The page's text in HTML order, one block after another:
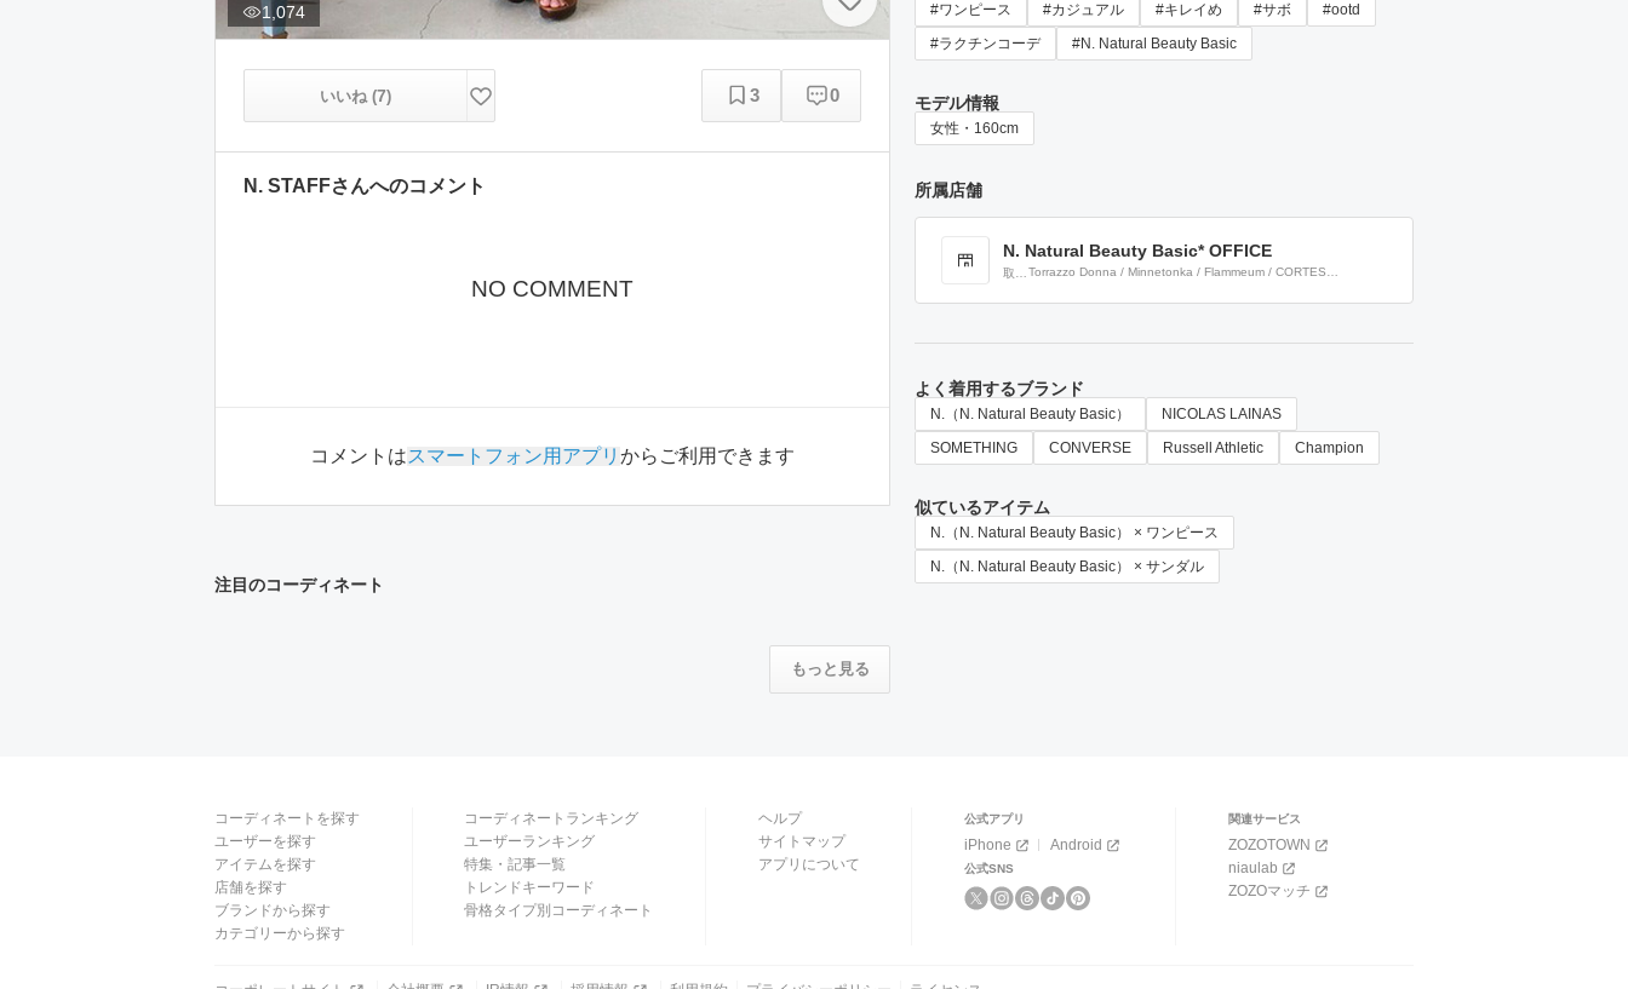
1,074
いいね (7) 3 0
N. STAFFさんへのコメント
NO COMMENT
コメントはスマートフォン用アプリ からご利用できます
#ワンピース #カジュアル #キレイめ #サボ
#ootd
#ラクチンコーデ
#N. Natural Beauty Basic
モデル情報
女性・160cm
所属店舗
N. Natural Beauty Basic* OFFICE
取り
ブラ
Torrazzo Donna / Minnetonka / Flammeum / CORTES
campion / DOLLY SEAN / je / SACRA / mel / KIKKA THE
よく着用するブランド
N.（N. Natural Beauty Basic）
NICOLAS LAINAS
SOMETHING
CONVERSE Russell Athletic Champion
似ているアイテム
N.（N. Natural Beauty Basic） × ワンピース
N.（N. Natural Beauty Basic） × サンダル
注目のコーディネート
もっと見る
コーディネートを探す
ユーザーを探す
アイテムを探す
店舗を探す
ブランドから探す
カテゴリーから探す
コーディネートランキング
ユーザーランキング
特集・記事一覧
トレンドキーワード
骨格タイプ別コーディネート
ヘルプ
サイトマップ
アプリについて
公式アプリ
iPhone Android
公式SNS
関連サービス
ZOZOTOWN
niaulab
ZOZOマッチ